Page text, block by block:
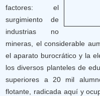
factores: el
surgimiento de
industrias no
mineras, el considerable
el aparato burocrático y la
los diversos planteles de
superiores a 20 mil
flotante, radicada aquí y